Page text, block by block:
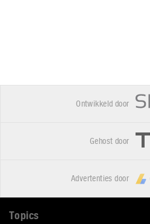
Ontwikkeld door
Gehost door
Advertenties door
Topics